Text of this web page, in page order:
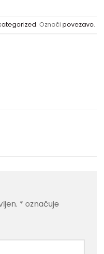
. Označi povezavo.
* označuje